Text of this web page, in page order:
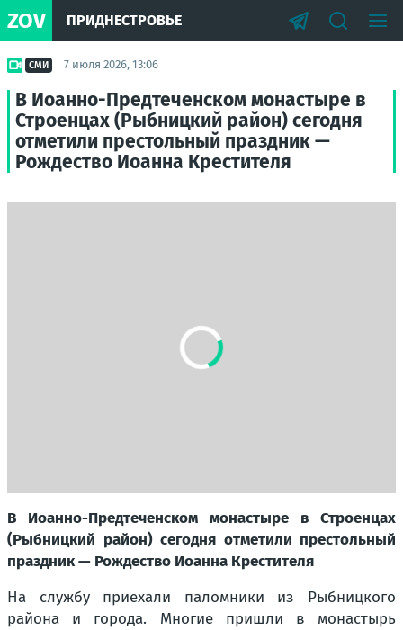
ZOV ПРИДНЕСТРОВЬЕ
СМИ 7 июля 2026, 13:06
В Иоанно-Предтеченском монастыре в
Строенцах (Рыбницкий район) сегодня
отметили престольный праздник —
Рождество Иоанна Крестителя
В Иоанно-Предтеченском монастыре в Строенцах
(Рыбницкий район) сегодня отметили престольный
праздник — Рождество Иоанна Крестителя
На службу приехали паломники из Рыбницкого
района и города. Многие пришли в монастырь